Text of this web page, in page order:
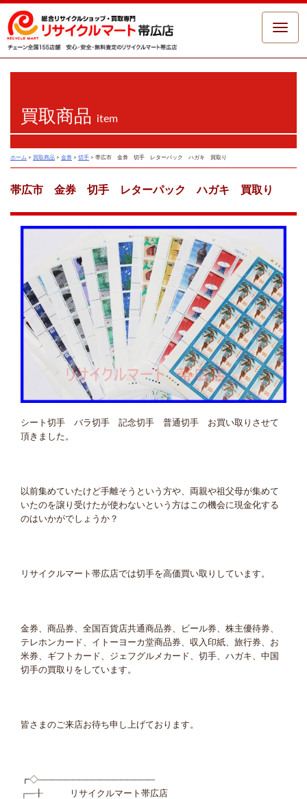
Toggle
買取商品 item
ホーム > 買取商品 > 金券 > 切手 > 帯広市 金券 切手 レターパック ハガキ 買取り
帯広市 金券 切手 レターパック ハガキ 買取り
シート切手 バラ切手 記念切手 普通切手 お買い取りさせて
頂きました。
以前集めていたけど手離そうという方や、両親や祖父母が集めて
いたのを譲り受けたが使わないという方はこの機会に現金化する
のはいかがでしょうか？
リサイクルマート帯広店では切手を高価買い取りしています。
金券、商品券、全国百貨店共通商品券、ビール券、株主優待券、
テレホンカード、イトーヨーカ堂商品券、収入印紙、旅行券、お
米券、ギフトカード、ジェフグルメカード、切手、ハガキ、中国
切手の買取りをしています。
皆さまのご来店お待ち申し上げております。
┏◇─────────────────
┌─╂ リサイクルマート帯広店